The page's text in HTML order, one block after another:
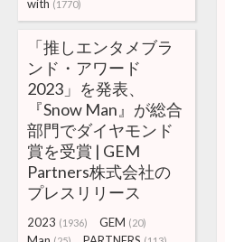
with (1770)
「推しエンタメブラ
ンド・アワード
2023」を発表、
『Snow Man』が総合
部門でダイヤモンド
賞を受賞 | GEM
Partners株式会社の
プレスリリース
2023 (1936) GEM (20)